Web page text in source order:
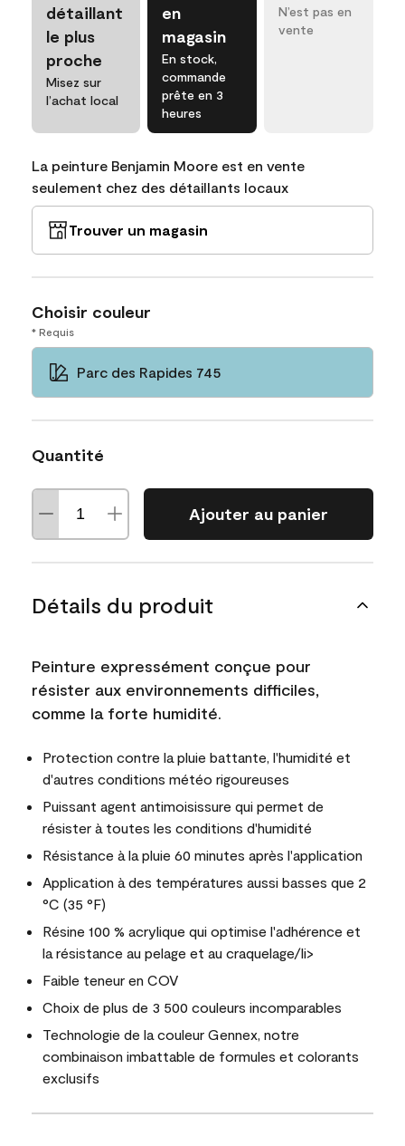
détaillant
le plus
proche
Misez sur
l’achat local
en
magasin
En stock,
commande
prête en 3
heures
N’est pas en
vente
La peinture Benjamin Moore est en vente
seulement chez des détaillants locaux
Trouver un magasin
Choisir couleur
* Requis
Parc des Rapides 745
Quantité
Ajouter au panier
Détails du produit
Peinture expressément conçue pour
résister aux environnements difficiles,
comme la forte humidité.
Protection contre la pluie battante, l'humidité et
d'autres conditions météo rigoureuses
Puissant agent antimoisissure qui permet de
résister à toutes les conditions d'humidité
Résistance à la pluie 60 minutes après l'application
Application à des températures aussi basses que 2
°C (35 °F)
Résine 100 % acrylique qui optimise l'adhérence et
la résistance au pelage et au craquelage/li>
Faible teneur en COV
Choix de plus de 3 500 couleurs incomparables
Technologie de la couleur Gennex, notre
combinaison imbattable de formules et colorants
exclusifs